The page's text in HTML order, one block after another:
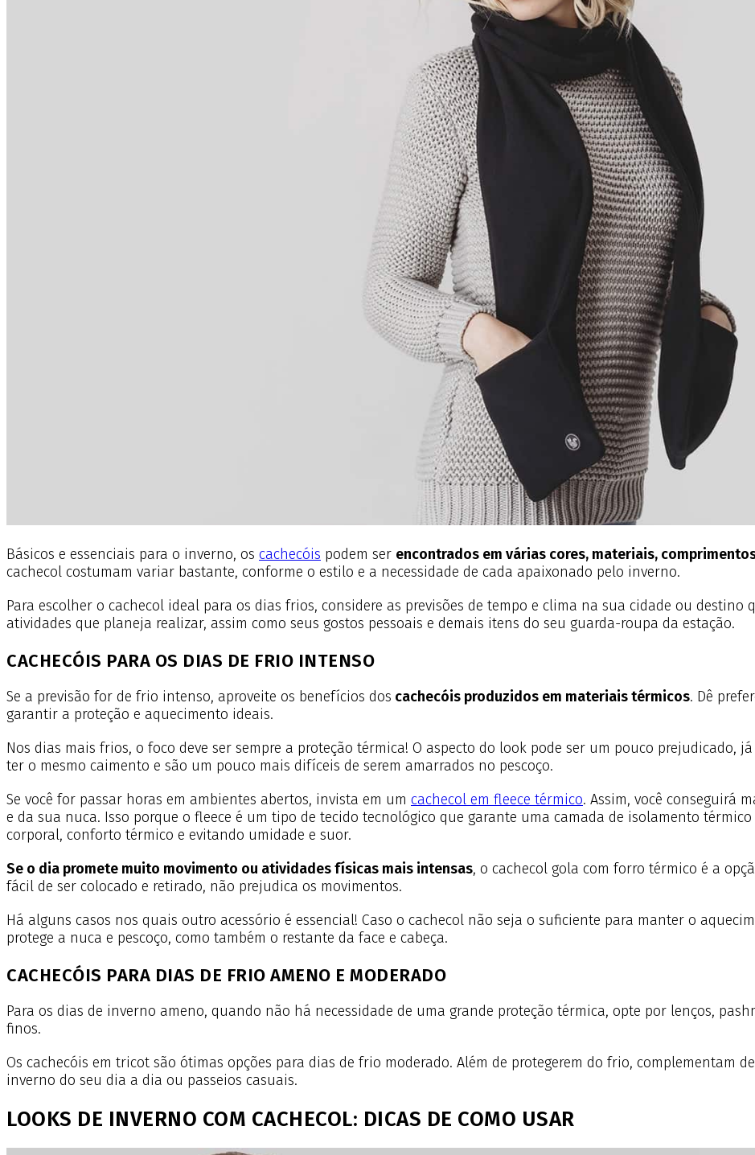
Básicos e essenciais para o inverno, os cachecóis podem ser encontrados em várias cores, materiais,
cachecol costumam variar bastante, conforme o estilo e a necessidade de cada apaixonado pelo inverno.
Para escolher o cachecol ideal para os dias frios, considere as previsões de tempo e clima na sua cidade ou destino
atividades que planeja realizar, assim como seus gostos pessoais e demais itens do seu guarda-roupa da estação.
CACHECÓIS PARA OS DIAS DE FRIO INTENSO
Se a previsão for de frio intenso, aproveite os benefícios dos cachecóis produzidos em materiais térmicos. Dê
garantir a proteção e aquecimento ideais.
Nos dias mais frios, o foco deve ser sempre a proteção térmica! O aspecto do look pode ser um pouco prejudicado,
ter o mesmo caimento e são um pouco mais difíceis de serem amarrados no pescoço.
Se você for passar horas em ambientes abertos, invista em um cachecol em fleece térmico. Assim, você conseguirá
e da sua nuca. Isso porque o fleece é um tipo de tecido tecnológico que garante uma camada de isolamento
corporal, conforto térmico e evitando umidade e suor.
Se o dia promete muito movimento ou atividades físicas mais intensas, o cachecol gola com forro térmico é a
fácil de ser colocado e retirado, não prejudica os movimentos.
Há alguns casos nos quais outro acessório é essencial! Caso o cachecol não seja o suficiente para manter o
protege a nuca e pescoço, como também o restante da face e cabeça.
CACHECÓIS PARA DIAS DE FRIO AMENO E MODERADO
Para os dias de inverno ameno, quando não há necessidade de uma grande proteção térmica, opte por lenços,
finos.
Os cachecóis em tricot são ótimas opções para dias de frio moderado. Além de protegerem do frio, complementam
inverno do seu dia a dia ou passeios casuais.
LOOKS DE INVERNO COM CACHECOL: DICAS DE COMO USAR